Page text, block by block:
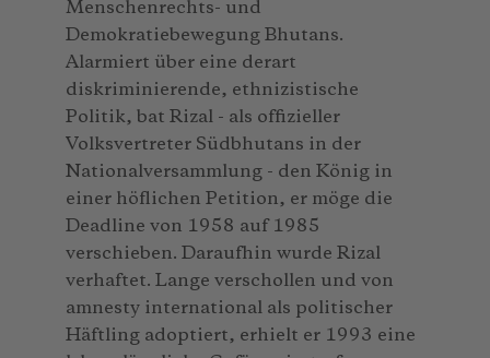
Menschenrechts- und
Demokratiebewegung Bhutans.
Alarmiert über eine derart
diskriminierende, ethnizistische
Politik, bat Rizal - als offizieller
Volksvertreter Südbhutans in der
Nationalversammlung - den König in
einer höflichen Petition, er möge die
Deadline von 1958 auf 1985
verschieben. Daraufhin wurde Rizal
verhaftet. Lange verschollen und von
amnesty international als politischer
Häftling adoptiert, erhielt er 1993 eine